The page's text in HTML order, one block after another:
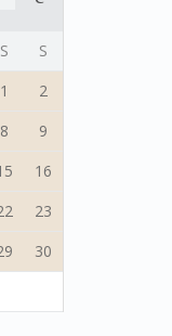
S
S
1
2
8
9
16
23
30